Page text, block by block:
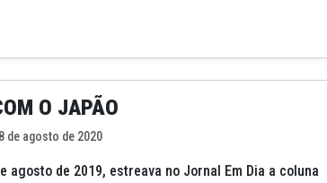
O JAPÃO
de agosto de 2020
agosto de 2019, estreava no Jornal Em Dia a coluna